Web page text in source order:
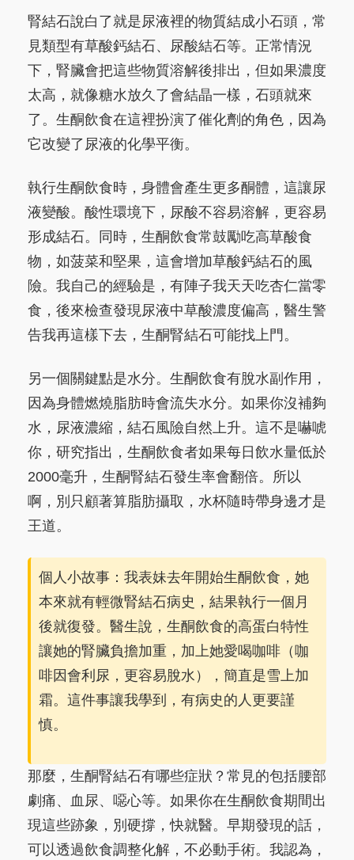
腎結石說白了就是尿液裡的物質結成小石頭，常
見類型有草酸鈣結石、尿酸結石等。正常情況
下，腎臟會把這些物質溶解後排出，但如果濃度
太高，就像糖水放久了會結晶一樣，石頭就來
了。生酮飲食在這裡扮演了催化劑的角色，因為
它改變了尿液的化學平衡。
執行生酮飲食時，身體會產生更多酮體，這讓尿
液變酸。酸性環境下，尿酸不容易溶解，更容易
形成結石。同時，生酮飲食常鼓勵吃高草酸食
物，如菠菜和堅果，這會增加草酸鈣結石的風
險。我自己的經驗是，有陣子我天天吃杏仁當零
食，後來檢查發現尿液中草酸濃度偏高，醫生警
告我再這樣下去，生酮腎結石可能找上門。
另一個關鍵點是水分。生酮飲食有脫水副作用，
因為身體燃燒脂肪時會流失水分。如果你沒補夠
水，尿液濃縮，結石風險自然上升。這不是嚇唬
你，研究指出，生酮飲食者如果每日飲水量低於
2000毫升，生酮腎結石發生率會翻倍。所以
啊，別只顧著算脂肪攝取，水杯隨時帶身邊才是
王道。
個人小故事：我表妹去年開始生酮飲食，她
本來就有輕微腎結石病史，結果執行一個月
後就復發。醫生說，生酮飲食的高蛋白特性
讓她的腎臟負擔加重，加上她愛喝咖啡（咖
啡因會利尿，更容易脫水），簡直是雪上加
霜。這件事讓我學到，有病史的人更要謹
慎。
那麼，生酮腎結石有哪些症狀？常見的包括腰部
劇痛、血尿、噁心等。如果你在生酮飲食期間出
現這些跡象，別硬撐，快就醫。早期發現的話，
可以透過飲食調整化解，不必動手術。我認為，